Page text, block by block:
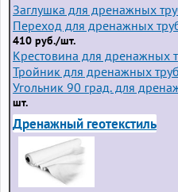
Заглушка для дренажных
Переход для дренажных
410 руб./шт.
Крестовина для дренажных
Тройник для дренажных
Угольник 90 град. для
шт.
Дренажный геотекстиль